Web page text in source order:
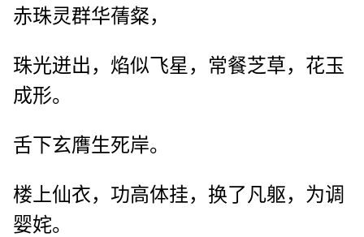
赤珠灵群华蒨粲，
珠光迸出，焰似飞星，常餐芝草，花玉
成形。
舌下玄膺生死岸。
楼上仙衣，功高体挂，换了凡躯，为调
婴姹。